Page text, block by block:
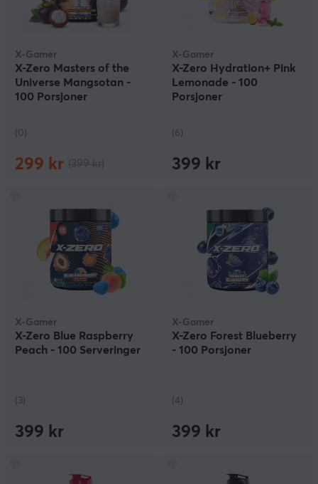
X-Gamer
X-Zero Masters of the
Universe Mangsotan -
100 Porsjoner
(0)
299 kr
X-Gamer
X-Zero Hydration+ Pink
Lemonade - 100
Porsjoner
(6)
399 kr
X-Gamer
X-Zero Blue Raspberry
Peach - 100 Serveringer
(3)
399 kr
X-Gamer
X-Zero Forest Blueberry
- 100 Porsjoner
(4)
399 kr